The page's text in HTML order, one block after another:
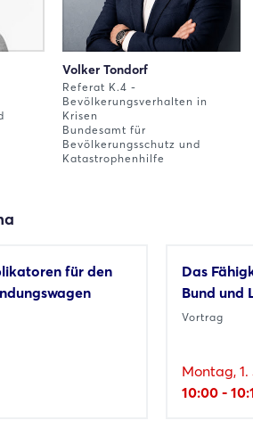
Volker Tondorf
Referat K.4 -
Bevölkerungsverhalten in
Krisen
Bundesamt für
Bevölkerungsschutz und
Katastrophenhilfe
für den
Das
Bund und
Vortrag
Montag, 1.
10:00 -